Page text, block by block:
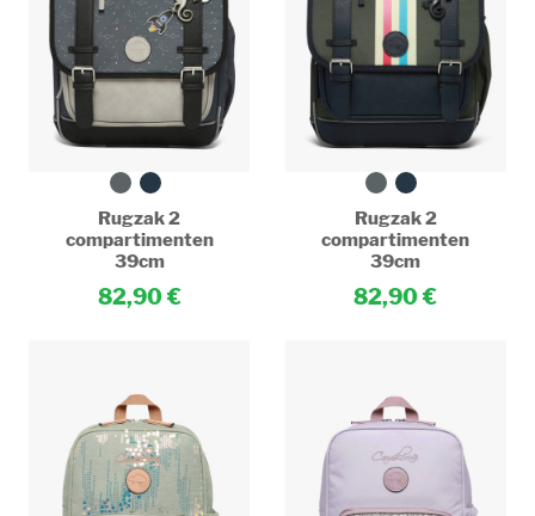
Rugzak 2
compartimenten
39cm
82,90
Rugzak 2
compartimenten
39cm
82,90